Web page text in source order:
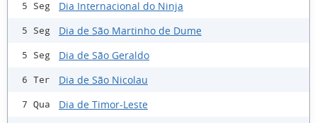
5 Seg Dia Internacional do Ninja
5 Seg Dia de São Martinho de Dume
5 Seg Dia de São Geraldo
6 Ter Dia de São Nicolau
7 Qua Dia de Timor-Leste